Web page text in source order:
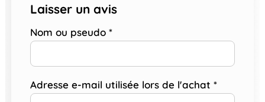
Laisser un avis
Nom ou pseudo *
Adresse e-mail utilisée lors de l'achat *